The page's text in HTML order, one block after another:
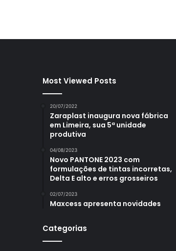
Most Viewed Posts
20/07/2022
Zaraplast inaugura nova fábrica
em Limeira, sua 5ª unidade
produtiva
04/08/2023
Novo PANTONE 2023 com
formulações de tintas incorretas,
Delta E alto e erros grosseiros
02/07/2023
Maxcess apresenta novidades
Categorias